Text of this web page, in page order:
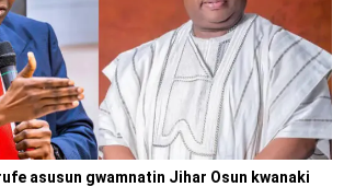
asusun gwamnatin Jihar Osun kwanaki